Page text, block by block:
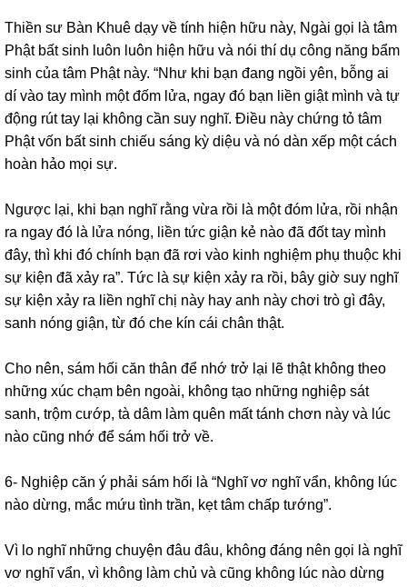
Thiền sư Bàn Khuê dạy về tính hiện hữu này, Ngài gọi là tâm
Phật bất sinh luôn luôn hiện hữu và nói thí dụ công năng bẩm
sinh của tâm Phật này. “Như khi bạn đang ngồi yên, bỗng ai
dí vào tay mình một đốm lửa, ngay đó bạn liền giật mình và tự
động rút tay lại không cần suy nghĩ. Điều này chứng tỏ tâm
Phật vốn bất sinh chiếu sáng kỳ diệu và nó dàn xếp một cách
hoàn hảo mọi sự.
Ngược lại, khi bạn nghĩ rằng vừa rồi là một đóm lửa, rồi nhận
ra ngay đó là lửa nóng, liền tức giận kẻ nào đã đốt tay mình
đây, thì khi đó chính bạn đã rơi vào kinh nghiệm phụ thuộc khi
sự kiện đã xảy ra”. Tức là sự kiện xảy ra rồi, bây giờ suy nghĩ
sự kiện xảy ra liền nghĩ chị này hay anh này chơi trò gì đây,
sanh nóng giận, từ đó che kín cái chân thật.
Cho nên, sám hối căn thân để nhớ trở lại lẽ thật không theo
những xúc chạm bên ngoài, không tạo những nghiệp sát
sanh, trộm cướp, tà dâm làm quên mất tánh chơn này và lúc
nào cũng nhớ để sám hối trở về.
6- Nghiệp căn ý phải sám hối là “Nghĩ vơ nghĩ vẩn, không lúc
nào dừng, mắc mứu tình trần, kẹt tâm chấp tướng”.
Vì lo nghĩ những chuyện đâu đâu, không đáng nên gọi là nghĩ
vơ nghĩ vẩn, vì không làm chủ và cũng không lúc nào dừng